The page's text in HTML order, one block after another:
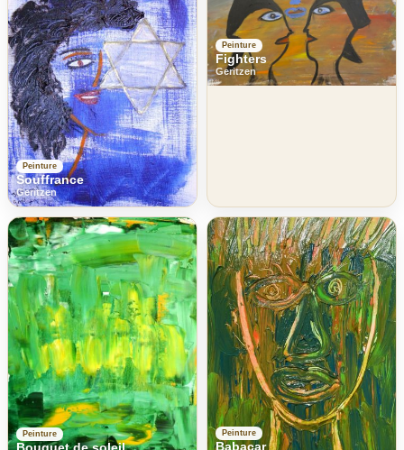
Peinture
Souffrance
Geritzen
Peinture
Fighters
Geritzen
Peinture Peinture
Babacar